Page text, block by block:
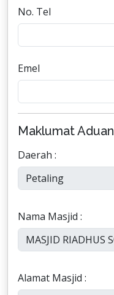
No. Tel
Emel
Maklumat Aduan
Daerah :
Nama Masjid :
Alamat Masjid :